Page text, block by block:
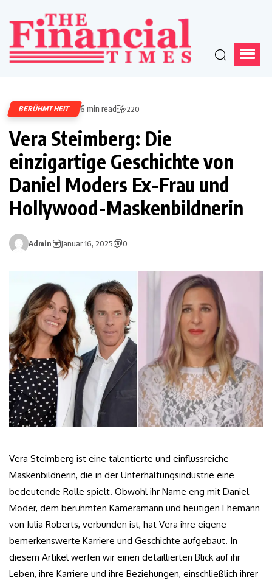
BERÜHMTHEIT 6 min read 220
Vera Steimberg: Die
einzigartige Geschichte von
Daniel Moders Ex-Frau und
Hollywood-Maskenbildnerin
Admin Januar 16, 2025 0
Vera Steimberg ist eine talentierte und einflussreiche
Maskenbildnerin, die in der Unterhaltungsindustrie eine
bedeutende Rolle spielt. Obwohl ihr Name eng mit Daniel
Moder, dem berühmten Kameramann und heutigen Ehemann
von Julia Roberts, verbunden ist, hat Vera ihre eigene
bemerkenswerte Karriere und Geschichte aufgebaut. In
diesem Artikel werfen wir einen detaillierten Blick auf ihr
Leben, ihre Karriere und ihre Beziehungen, einschließlich ihrer